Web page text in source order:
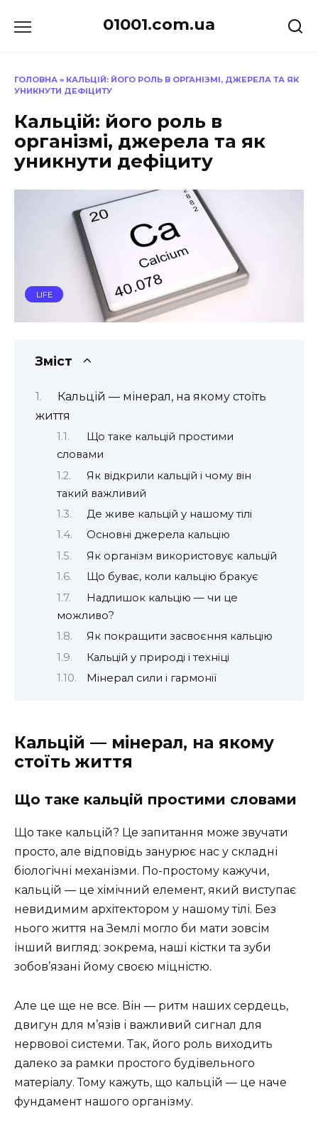
до
01001.com.ua
ГОЛОВНА » КАЛЬЦІЙ: ЙОГО РОЛЬ В ОРГАНІЗМІ, ДЖЕРЕЛА ТА ЯК
УНИКНУТИ ДЕФІЦИТУ
Кальцій: його роль в
організмі, джерела та як
уникнути дефіциту
LIFE
Зміст
Кальцій — мінерал, на якому стоїть
життя
Що таке кальцій простими
словами
Як відкрили кальцій і чому він
такий важливий
Де живе кальцій у нашому тілі
Основні джерела кальцію
Як організм використовує кальцій
Що буває, коли кальцію бракує
Надлишок кальцію — чи це
можливо?
Як покращити засвоєння кальцію
Кальцій у природі і техніці
Мінерал сили і гармонії
Кальцій — мінерал, на якому
стоїть життя
Що таке кальцій простими словами
Що таке кальцій? Це запитання може звучати
просто, але відповідь занурює нас у складні
біологічні механізми. По-простому кажучи,
кальцій — це хімічний елемент, який виступає
невидимим архітектором у нашому тілі. Без
нього життя на Землі могло би мати зовсім
інший вигляд: зокрема, наші кістки та зуби
зобов’язані йому своєю міцністю.
Але це ще не все. Він — ритм наших сердець,
двигун для м’язів і важливий сигнал для
нервової системи. Так, його роль виходить
далеко за рамки простого будівельного
матеріалу. Тому кажуть, що кальцій — це наче
фундамент нашого організму.